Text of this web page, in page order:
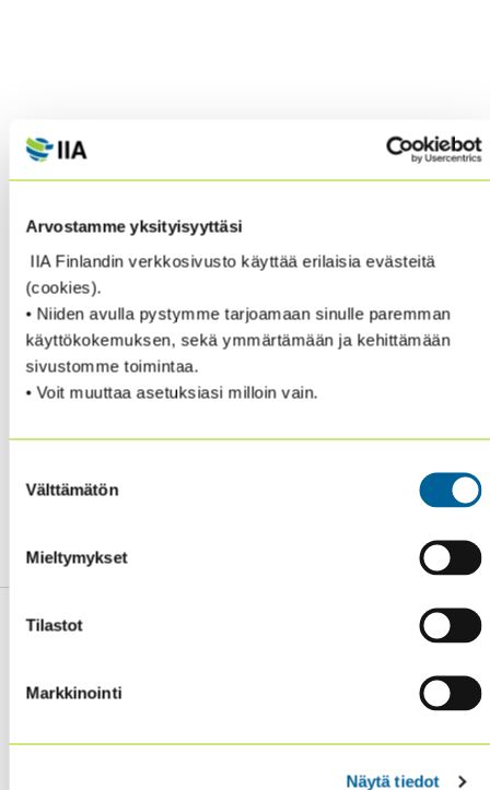
Arvostamme yksityisyyttäsi
IIA Finlandin verkkosivusto käyttää erilaisia evästeitä
(cookies).
• Niiden avulla pystymme tarjoamaan sinulle paremman
käyttökokemuksen, sekä ymmärtämään ja kehittämään
sivustomme toimintaa.
• Voit muuttaa asetuksiasi milloin vain.
valinta
Välttämätön
Mieltymykset
Tilastot
Markkinointi
Näytä tiedot
Energiakuja 3